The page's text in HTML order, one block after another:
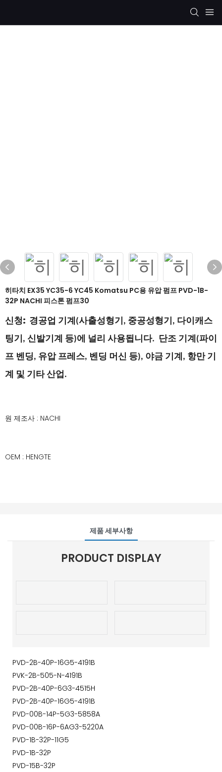
히타치 EX35 YC35-6 YC45 Komatsu PC용 유압 펌프 PVD-1B-
32P NACHI 피스톤 펌프30
신청: 경공업 기계(사출성형기, 중공성형기, 다이캐스
팅기, 신발기계 등)에 널리 사용됩니다. 단조 기계(파이
프 벤딩, 유압 프레스, 벤딩 머신 등), 야금 기계, 항만 기
계 및 기타 산업.
원 제조사 : NACHI
OEM : HENGTE
제품 세부사항
PRODUCT DISPLAY
PVD-2B-40P-16G5-4191B
PVK-2B-505-N-4191B
PVD-2B-40P-6G3-4515H
PVD-2B-40P-16G5-4191B
PVD-00B-14P-5G3-5858A
PVD-00B-16P-6AG3-5220A
PVD-1B-32P-11G5
PVD-1B-32P
PVD-15B-32P